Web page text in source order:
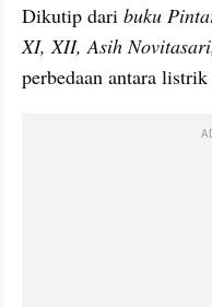
Dikutip dari buku
XI, XII, Asih
perbedaan antara